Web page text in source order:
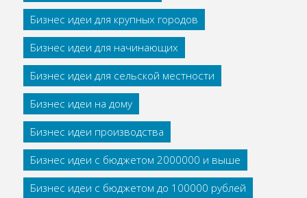
Бизнес идеи для крупных городов
Бизнес идеи для начинающих
Бизнес идеи для сельской местности
Бизнес идеи на дому
Бизнес идеи производства
Бизнес идеи с бюджетом 2000000 и выше
Бизнес идеи с бюджетом до 100000 рублей